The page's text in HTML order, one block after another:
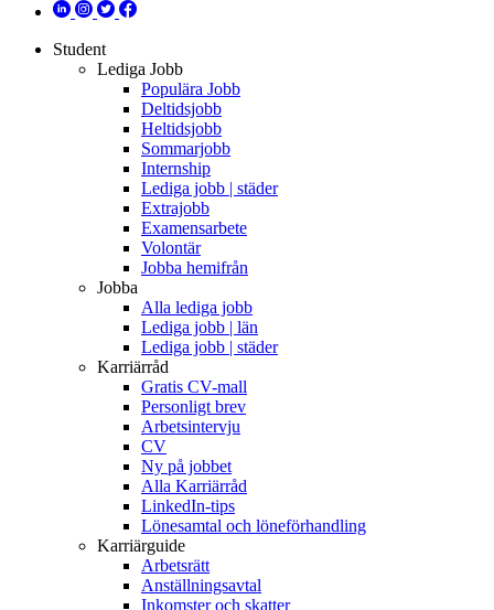
Student
Lediga Jobb
Populära Jobb
Deltidsjobb
Heltidsjobb
Sommarjobb
Internship
Lediga jobb | städer
Extrajobb
Examensarbete
Volontär
Jobba hemifrån
Jobba
Alla lediga jobb
Lediga jobb | län
Lediga jobb | städer
Karriärråd
Gratis CV-mall
Personligt brev
Arbetsintervju
CV
Ny på jobbet
Alla Karriärråd
LinkedIn-tips
Lönesamtal och löneförhandling
Karriärguide
Arbetsrätt
Anställningsavtal
Inkomster och skatter